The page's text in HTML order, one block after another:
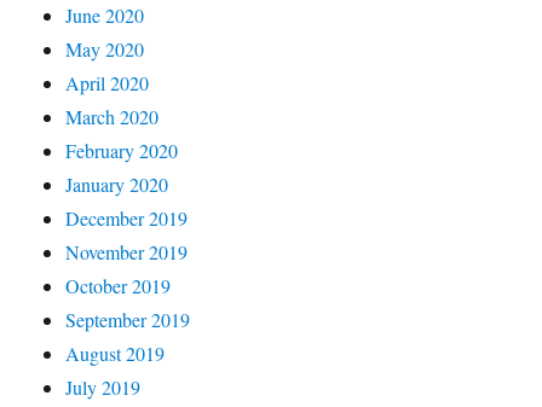
June 2020
May 2020
April 2020
March 2020
February 2020
January 2020
December 2019
November 2019
October 2019
September 2019
August 2019
July 2019